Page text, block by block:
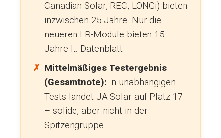
Canadian Solar, REC, LONGi) bieten
inzwischen 25 Jahre. Nur die
neueren LR-Module bieten 15
Jahre lt. Datenblatt
Mittelmäßiges Testergebnis
(Gesamtnote): In unabhängigen
Tests landet JA Solar auf Platz 17
– solide, aber nicht in der
Spitzengruppe